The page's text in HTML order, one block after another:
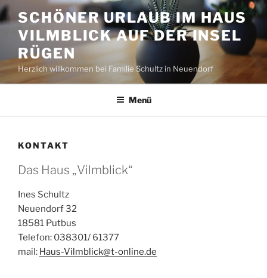
Zum
Inhalt
springen
SCHÖNER URLAUB IM HAUS
VILMBLICK AUF DER INSEL
RÜGEN
Herzlich willkommen bei Familie Schultz in Neuendorf
Menü
KONTAKT
Das Haus „Vilmblick“
Ines Schultz
Neuendorf 32
18581 Putbus
Telefon: 038301/ 61377
mail: Haus-Vilmblick@t-online.de